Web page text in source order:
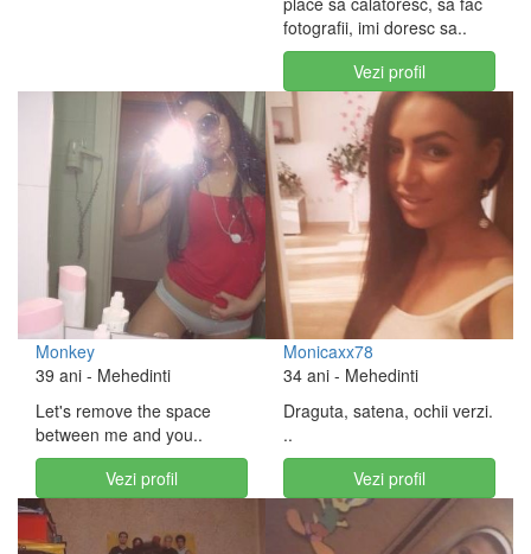
fotografii, imi doresc sa..
Vezi profil
Monkey
39 ani - Mehedinti
Let's remove the space
between me and you..
Vezi profil
Monicaxx78
34 ani - Mehedinti
Draguta, satena, ochii verzi.
..
Vezi profil